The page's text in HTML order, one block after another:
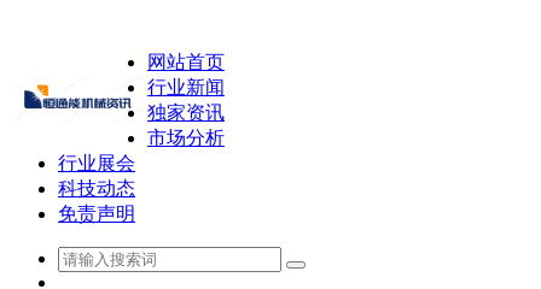
网站首页
行业新闻
独家资讯
市场分析
行业展会
科技动态
免责声明